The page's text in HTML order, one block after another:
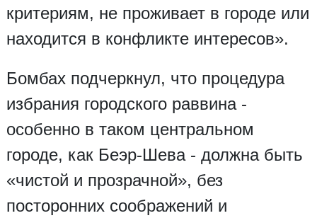
критериям, не проживает в городе или
находится в конфликте интересов».
Бомбах подчеркнул, что процедура
избрания городского раввина -
особенно в таком центральном
городе, как Беэр-Шева - должна быть
«чистой и прозрачной», без
посторонних соображений и